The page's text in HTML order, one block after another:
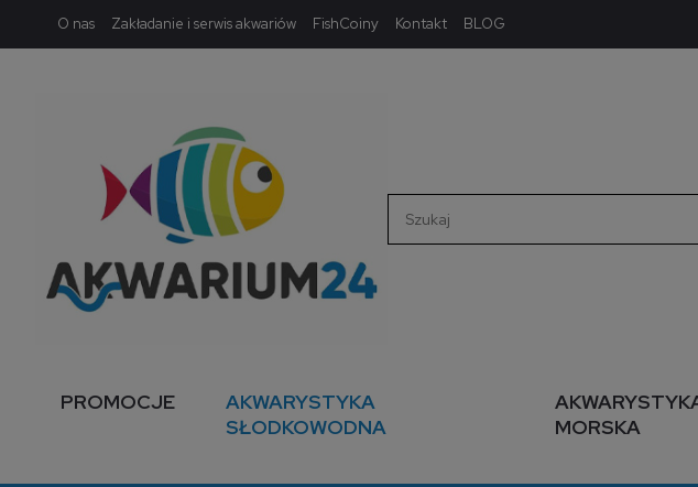
O nas Zakładanie i serwis akwariów FishCoiny Kontakt BLOG
PROMOCJE
AKWARYSTYKA
SŁODKOWODNA
MORSKA